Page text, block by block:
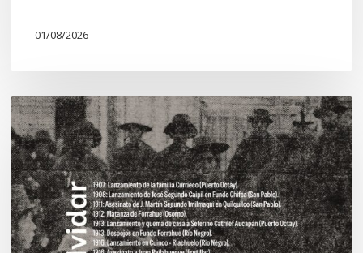
01/08/2026
Chawrakawin:
Palimpsesto
explora
a
través
del